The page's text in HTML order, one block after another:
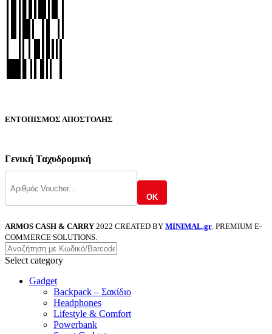
ΕΝΤΟΠΙΣΜΟΣ ΑΠΟΣΤΟΛΗΣ
Γενική Ταχυδρομική
OK
ARMOS CASH & CARRY 2022 CREATED BY MINIMAL.gr. PREMIUM E-
COMMERCE SOLUTIONS.
Select category
Gadget
Backpack – Σακίδιο
Headphones
Lifestyle & Comfort
Powerbank